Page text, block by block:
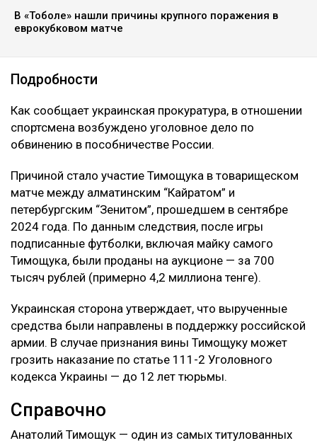
В «Тоболе» нашли причины крупного поражения в
еврокубковом матче
Подробности
Как сообщает украинская прокуратура, в отношении
спортсмена возбуждено уголовное дело по
обвинению в пособничестве России.
Причиной стало участие Тимощука в товарищеском
матче между алматинским “Кайратом” и
петербургским “Зенитом”, прошедшем в сентябре
2024 года. По данным следствия, после игры
подписанные футболки, включая майку самого
Тимощука, были проданы на аукционе — за 700
тысяч рублей (примерно 4,2 миллиона тенге).
Украинская сторона утверждает, что вырученные
средства были направлены в поддержку российской
армии. В случае признания вины Тимощуку может
грозить наказание по статье 111-2 Уголовного
кодекса Украины — до 12 лет тюрьмы.
Справочно
Анатолий Тимощук — один из самых титулованных